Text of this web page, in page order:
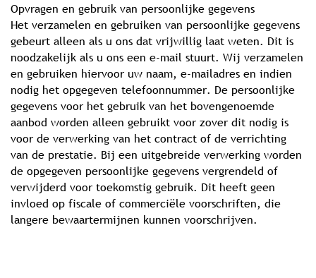
Opvragen en gebruik van persoonlijke gegevens
Het verzamelen en gebruiken van persoonlijke gegevens
gebeurt alleen als u ons dat vrijwillig laat weten. Dit is
noodzakelijk als u ons een e-mail stuurt. Wij verzamelen
en gebruiken hiervoor uw naam, e-mailadres en indien
nodig het opgegeven telefoonnummer. De persoonlijke
gegevens voor het gebruik van het bovengenoemde
aanbod worden alleen gebruikt voor zover dit nodig is
voor de verwerking van het contract of de verrichting
van de prestatie. Bij een uitgebreide verwerking worden
de opgegeven persoonlijke gegevens vergrendeld of
verwijderd voor toekomstig gebruik. Dit heeft geen
invloed op fiscale of commerciële voorschriften, die
langere bewaartermijnen kunnen voorschrijven.